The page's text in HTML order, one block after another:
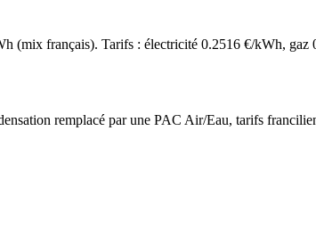
(mix français). Tarifs : électricité 0.2516 €/kWh, gaz
remplacé par une PAC Air/Eau, tarifs